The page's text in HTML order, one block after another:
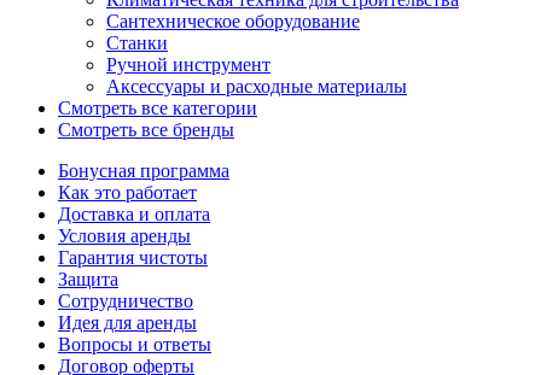
Сантехническое оборудование
Станки
Ручной инструмент
Аксессуары и расходные материалы
Смотреть все категории
Смотреть все бренды
Бонусная программа
Как это работает
Доставка и оплата
Условия аренды
Гарантия чистоты
Защита
Сотрудничество
Идея для аренды
Вопросы и ответы
Договор оферты